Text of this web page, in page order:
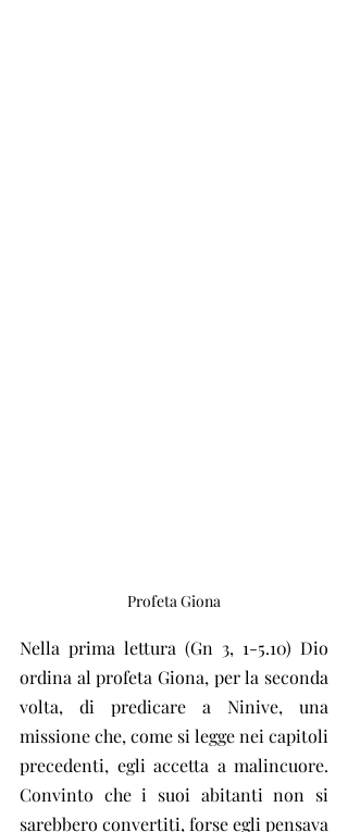
Profeta Giona
Nella prima lettura (Gn 3, 1-5.10) Dio
ordina al profeta Giona, per la seconda
volta, di predicare a Ninive, una
missione che, come si legge nei capitoli
precedenti, egli accetta a malincuore.
Convinto che i suoi abitanti non si
sarebbero convertiti, forse egli pensava